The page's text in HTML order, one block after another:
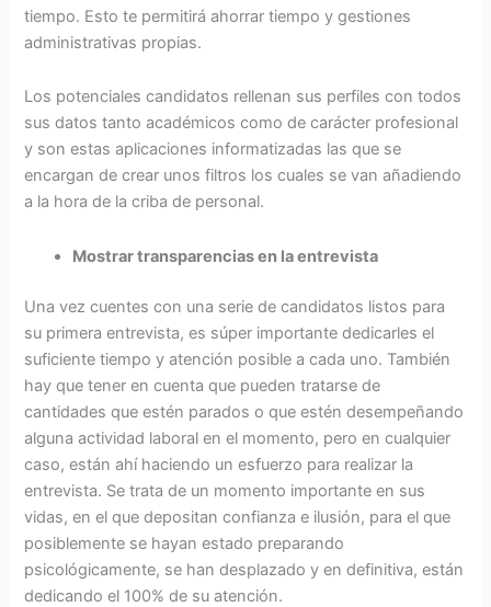
tiempo. Esto te permitirá ahorrar tiempo y gestiones
administrativas propias.
Los potenciales candidatos rellenan sus perfiles con todos
sus datos tanto académicos como de carácter profesional
y son estas aplicaciones informatizadas las que se
encargan de crear unos filtros los cuales se van añadiendo
a la hora de la criba de personal.
Mostrar transparencias en la entrevista
Una vez cuentes con una serie de candidatos listos para
su primera entrevista, es súper importante dedicarles el
suficiente tiempo y atención posible a cada uno. También
hay que tener en cuenta que pueden tratarse de
cantidades que estén parados o que estén desempeñando
alguna actividad laboral en el momento, pero en cualquier
caso, están ahí haciendo un esfuerzo para realizar la
entrevista. Se trata de un momento importante en sus
vidas, en el que depositan confianza e ilusión, para el que
posiblemente se hayan estado preparando
psicológicamente, se han desplazado y en definitiva, están
dedicando el 100% de su atención.